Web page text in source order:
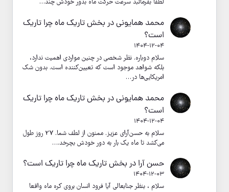
لطفا بفرمائبد سرعت حرکت ماه بدور خودش چند…
محمد همایونیدر بخش تاریک ماه چرا تاریک
است؟
1404-12-04
سلام دوباره. نظر شخصی در چنین مواردی اهمیت ندارد،
بلکه شواهد موجود است که تعیین‌کننده است. بدون شک
امریکایی‌ها در…
محمد همایونیدر بخش تاریک ماه چرا تاریک
است؟
1404-12-04
سلام به حسن‌آرای عزیز. ممنون از لطف شما. 27 روز طول
می‌کشد تا ماه یک بار به دور خودش بچرخد.…
حسن آرا در بخش تاریک ماه چرا تاریک است؟
1404-12-03
سلام ، بنظر جنابعالی آیا فرود انسان بروی کره ماه واقعا